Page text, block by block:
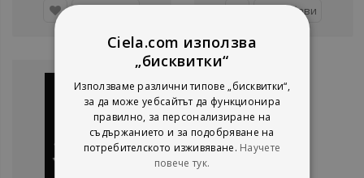
Добави
Ciela.com използва
„бисквитки“
Използваме различни типове „бисквитки“,
за да може уебсайтът да функционира
правилно, за персонализиране на
съдържанието и за подобряване на
потребителското изживяване. Научете
повече тук.